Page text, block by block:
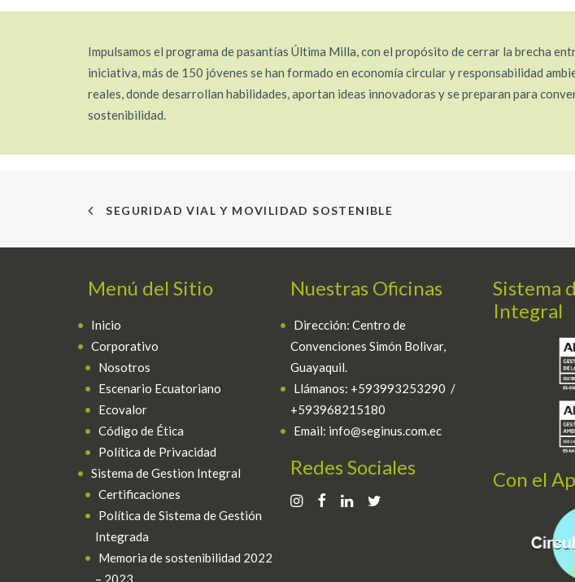
Impulsamos el programa de pasantías Última Milla, con el propósito de cerrar la brecha
iniciativa, más de 150 jóvenes se han formado en economía circular y responsabilidad
reales, donde desarrollan habilidades, aportan ideas innovadoras y se preparan para
sostenibilidad.
SEGURIDAD VIAL Y MOVILIDAD SOSTENIBLE
Menú del Sitio
Inicio
Corporativo
Nosotros
Escenario Ecuatoriano
Ecovalor
Código de Ética
Política de Privacidad
Sistema de Gestion Integral
Certificaciones
Política de Sistema de Gestión
Integrada
Memoria de sostenibilidad 2022
– 2023
Nuestras Oficinas
Dirección: Centro de
Convenciones Simón Bolivar,
Guayaquil.
Llámanos: +593993253290 /
+593968215180
Email: info@seginus.com.ec
Redes Sociales
Sistema
Integral
Con el